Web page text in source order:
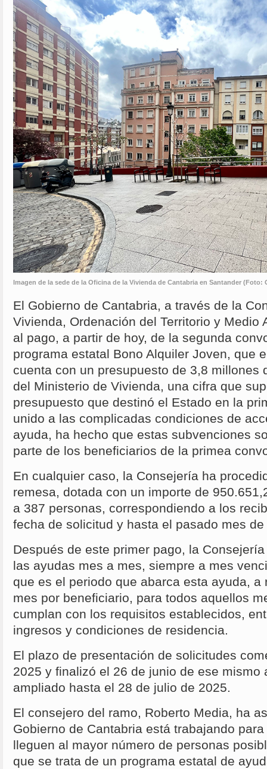
Imagen de la sede de la Oficina de la Vivienda de Cantabria en Santander
El Gobierno de Cantabria, a través de la
Vivienda, Ordenación del Territorio y Medio
al pago, a partir de hoy, de la segunda
programa estatal Bono Alquiler Joven, que
cuenta con un presupuesto de 3,8 millones
del Ministerio de Vivienda, una cifra que
presupuesto que destinó el Estado en la
unido a las complicadas condiciones de
ayuda, ha hecho que estas subvenciones
parte de los beneficiarios de la primea
En cualquier caso, la Consejería ha
remesa, dotada con un importe de
a 387 personas, correspondiendo a los
fecha de solicitud y hasta el pasado mes
Después de este primer pago, la
las ayudas mes a mes, siempre a mes
que es el periodo que abarca esta ayuda, a
mes por beneficiario, para todos aquellos
cumplan con los requisitos establecidos,
ingresos y condiciones de residencia.
El plazo de presentación de solicitudes
2025 y finalizó el 26 de junio de ese mismo
ampliado hasta el 28 de julio de 2025.
El consejero del ramo, Roberto Media, ha
Gobierno de Cantabria está trabajando
lleguen al mayor número de personas
que se trata de un programa estatal de